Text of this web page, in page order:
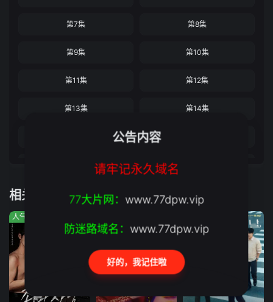
第7集 第8集
第9集 第10集
第11集 第12集
第13集 第14集
第19集
相关推荐
人气:568
公告内容
请牢记永久域名
77大片网： www.77dpw.vip
防迷路域名： www.77dpw.vip
好的，我记住啦